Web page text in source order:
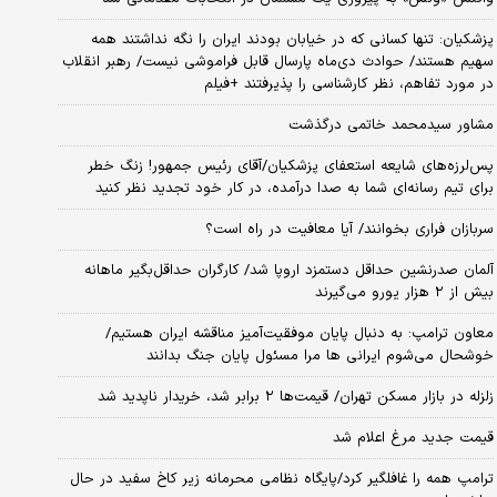
پزشکیان: تنها کسانی که در خیابان بودند ایران را نگه نداشتند همه
سهیم هستند/ حوادث دی‌ماه پارسال قابل فراموشی نیست/ رهبر انقلاب
در مورد تفاهم، نظر کارشناسی را پذیرفتند +فیلم
مشاور سیدمحمد خاتمی درگذشت
پس‌لرزه‌های شایعه استعفای پزشکیان/آقای رئیس جمهور! زنگ خطر
برای تیم رسانه‌ای شما به صدا درآمده، در کار خود تجدید نظر کنید
سربازان فراری بخوانند/ آیا معافیت در راه است؟
آلمان صدرنشین حداقل دستمزد اروپا شد/ کارگران حداقل‌بگیر ماهانه
بیش از ۲ هزار یورو می‌گیرند
معاون ترامپ: به دنبال پایان موفقیت‌آمیز مناقشه ایران هستیم/
خوشحال می‌شوم ایرانی ها مرا مسئول پایان جنگ بدانند
زلزله در بازار مسکن تهران/ قیمت‌ها ۲ برابر شد، خریدار ناپدید شد
قیمت جدید مرغ اعلام شد
ترامپ همه را غافلگیر کرد/پایگاه نظامی محرمانه زیر کاخ سفید در حال